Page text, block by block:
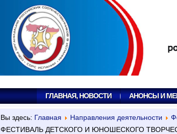
ГЛАВНАЯ, НОВОСТИ АНОНСЫ И
Вы здесь: Главная Направления деятельности
ФЕСТИВАЛЬ ДЕТСКОГО И ЮНОШЕСКОГО